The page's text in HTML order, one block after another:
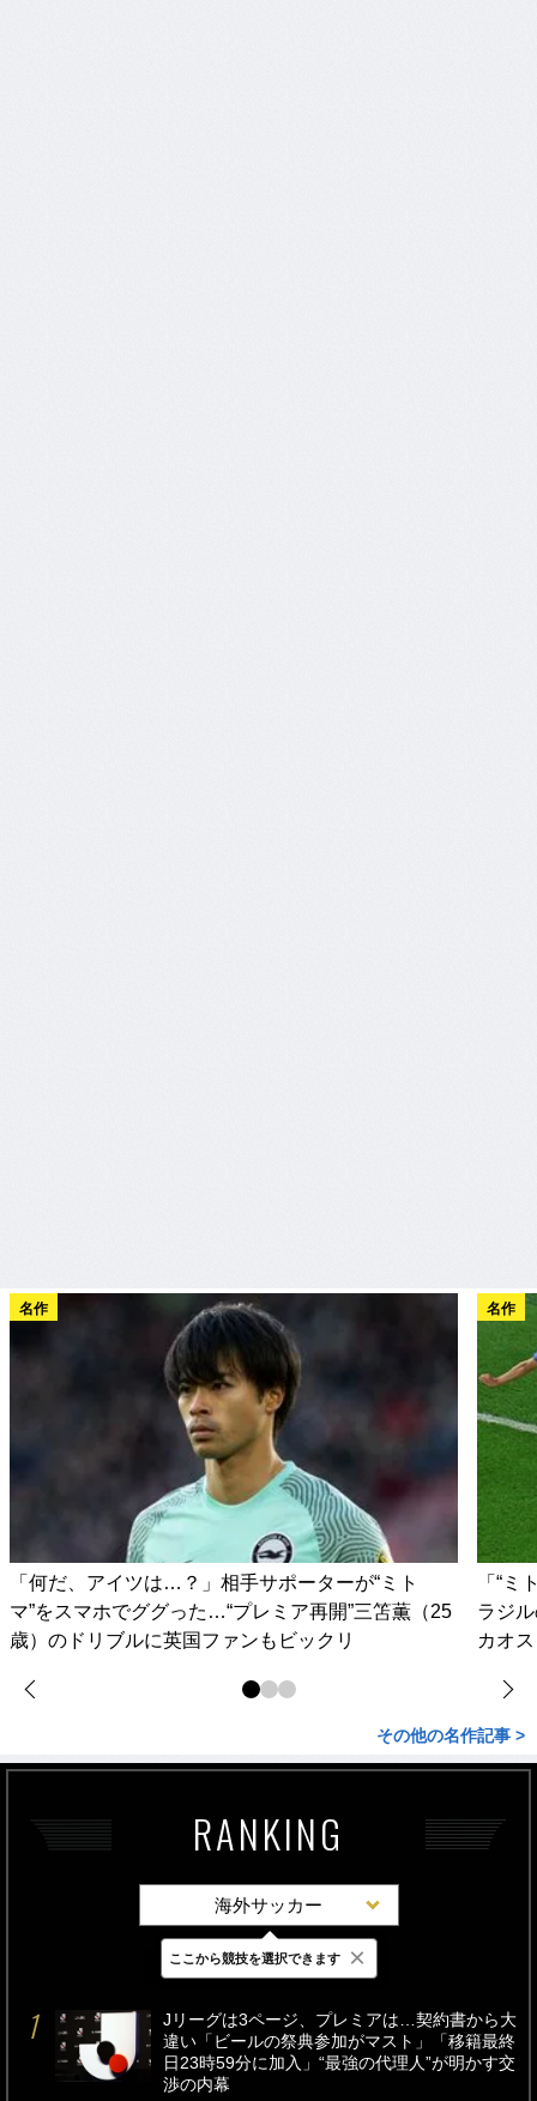
名作
「何だ、アイツは…？」相手サポーターが“ミト
マ”をスマホでググった…“プレミア再開”三笘薫（25
歳）のドリブルに英国ファンもビックリ
名作
「“
ラジ
カオ
その他の名作記事 >
RANKING
海外サッカー
最新 24時間 週間
Jリーグは3ページ、プレミアは…契約書から大
違い「ビールの祭典参加がマスト」「移籍最終
日23時59分に加入」“最強の代理人”が明かす交
渉の内幕
ここから競技を選択できます ×